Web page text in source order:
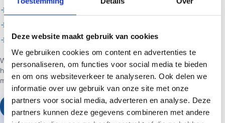
Deze website maakt gebruik van cookies
We gebruiken cookies om content en advertenties te
personaliseren, om functies voor social media te bieden
en om ons websiteverkeer te analyseren. Ook delen we
informatie over uw gebruik van onze site met onze
partners voor social media, adverteren en analyse. Deze
partners kunnen deze gegevens combineren met andere
Je wilt hulp met troubleshooting
Web- en marketingpartner in Assen. Websites voor ondernemers in
heel Nederland.
Websites vanaf €699 of €65 per maand inclusief
managed hosting en basis SEO.
Plan een vrijblijvend gesprek